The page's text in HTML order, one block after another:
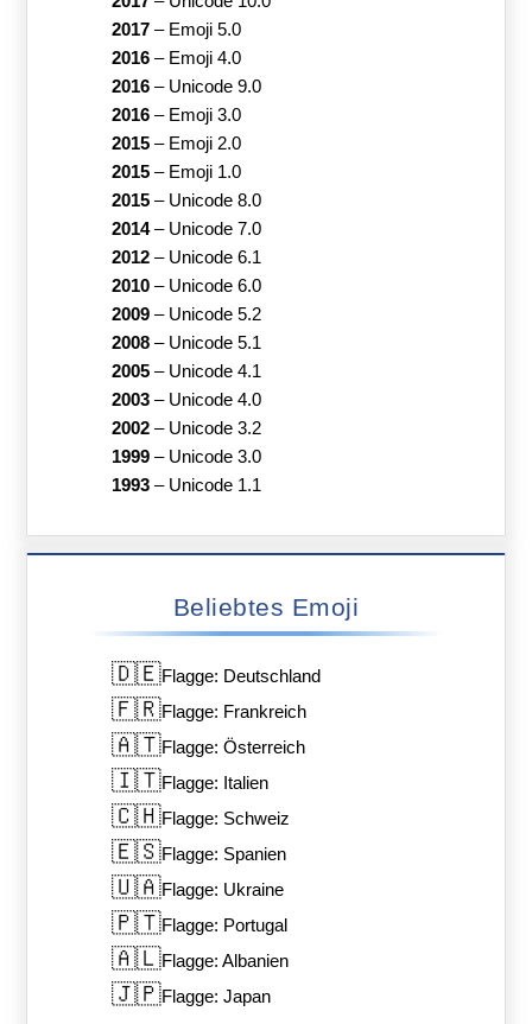
2017– Emoji 5.0
2016– Emoji 4.0
2016– Unicode 9.0
2016– Emoji 3.0
2015– Emoji 2.0
2015– Emoji 1.0
2015– Unicode 8.0
2014– Unicode 7.0
2012– Unicode 6.1
2010– Unicode 6.0
2009– Unicode 5.2
2008– Unicode 5.1
2005– Unicode 4.1
2003– Unicode 4.0
2002– Unicode 3.2
1999– Unicode 3.0
1993– Unicode 1.1
Beliebtes Emoji
🇩🇪Flagge: Deutschland
🇫🇷Flagge: Frankreich
🇦🇹Flagge: Österreich
🇮🇹Flagge: Italien
🇨🇭Flagge: Schweiz
🇪🇸Flagge: Spanien
🇺🇦Flagge: Ukraine
🇵🇹Flagge: Portugal
🇦🇱Flagge: Albanien
🇯🇵Flagge: Japan